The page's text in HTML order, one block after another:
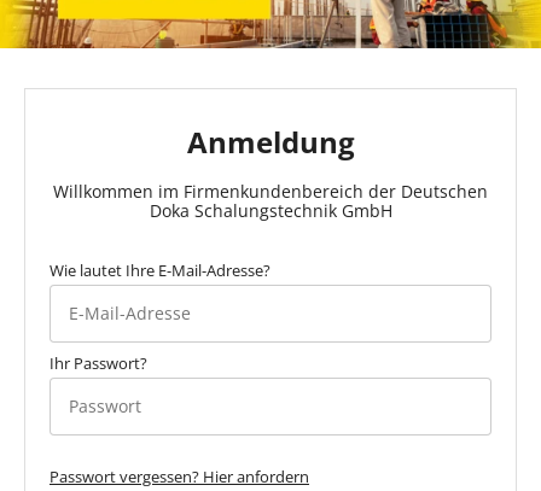
Anmeldung
Willkommen im Firmenkundenbereich der Deutschen
Doka Schalungstechnik GmbH
Wie lautet Ihre E-Mail-Adresse?
Ihr Passwort?
Passwort vergessen? Hier anfordern